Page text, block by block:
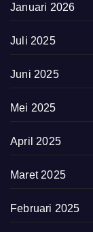
Januari 2026
Juli 2025
Juni 2025
Mei 2025
April 2025
Maret 2025
Februari 2025